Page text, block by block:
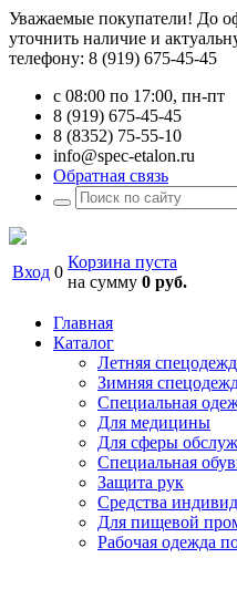
Уважаемые покупатели! До
уточнить наличие и
телефону: 8 (919) 675-45-45
с 08:00 по 17:00, пн-пт
8 (919) 675-45-45
8 (8352) 75-55-10
info@spec-etalon.ru
Обратная связь
Вход 0
Корзина пуста
на сумму 0 руб.
Главная
Каталог
Летняя
Зимняя
Специальная
Для медицины
Для сферы
Специальная
Защита рук
Средства
Для пищевой
Рабочая одежда